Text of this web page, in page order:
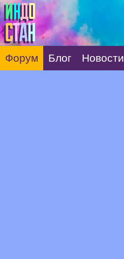
Форум Блог Новости